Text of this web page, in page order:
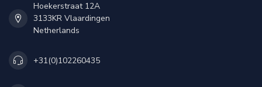
Hoekerstraat 12A
3133KR Vlaardingen
Netherlands
+31(0)102260435